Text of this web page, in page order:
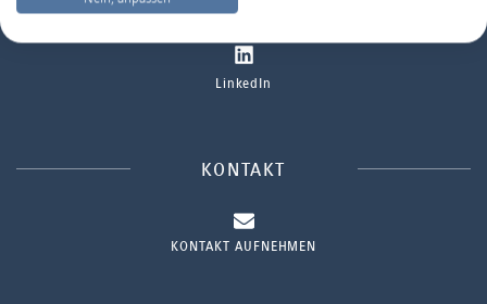
LinkedIn
KONTAKT
KONTAKT AUFNEHMEN